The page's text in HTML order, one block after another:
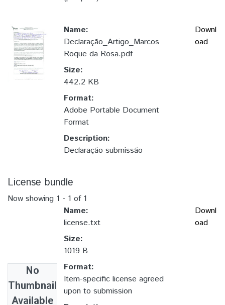
Name:
Declaração_Artigo_Marcos
Roque da Rosa.pdf
Size:
442.2 KB
Format:
Adobe Portable Document
Format
Description:
Declaração submissão
Downl
oad
License bundle
Now showing 1 - 1 of 1
No
Thumbnail
Available
Name:
license.txt
Size:
1019 B
Format:
Item-specific license agreed
upon to submission
Downl
oad